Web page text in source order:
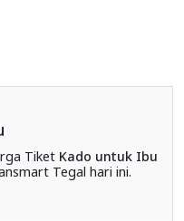
Tiket Kado untuk Ibu
Tegal hari ini.